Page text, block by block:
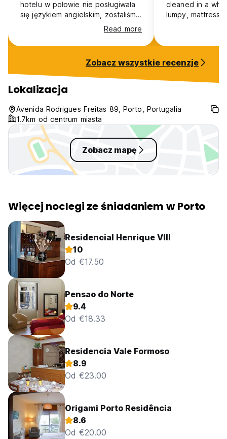
hotelu w połowie nie posługiwała
się językiem angielskim, zostaliśmy
zamknięci na klucz w korytarzu i
nikt nie reagował na nasze
pukanie. Atmosfera raczej średnia,
Read more
cleaned in a
lumpy, mattress
Zobacz wszystkie recenzje
Lokalizacja
Avenida Rodrigues Freitas 89, Porto, Portugalia
1.7km od centrum miasta
Zobacz mapę
Więcej noclegi ze śniadaniem w Porto
Residencial Henrique VIII
10
Od €17.50
Pensao do Norte
9.4
Od €18.33
Residencia Vale Formoso
8.9
Od €23.00
Origami Porto Residência
8.6
Od €20.00